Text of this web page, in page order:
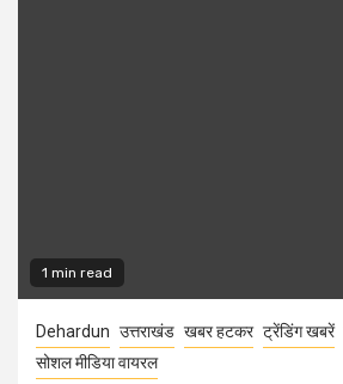
1 min read
Dehardun उत्तराखंड खबर हटकर ट्रेंडिंग खबरें
सोशल मीडिया वायरल